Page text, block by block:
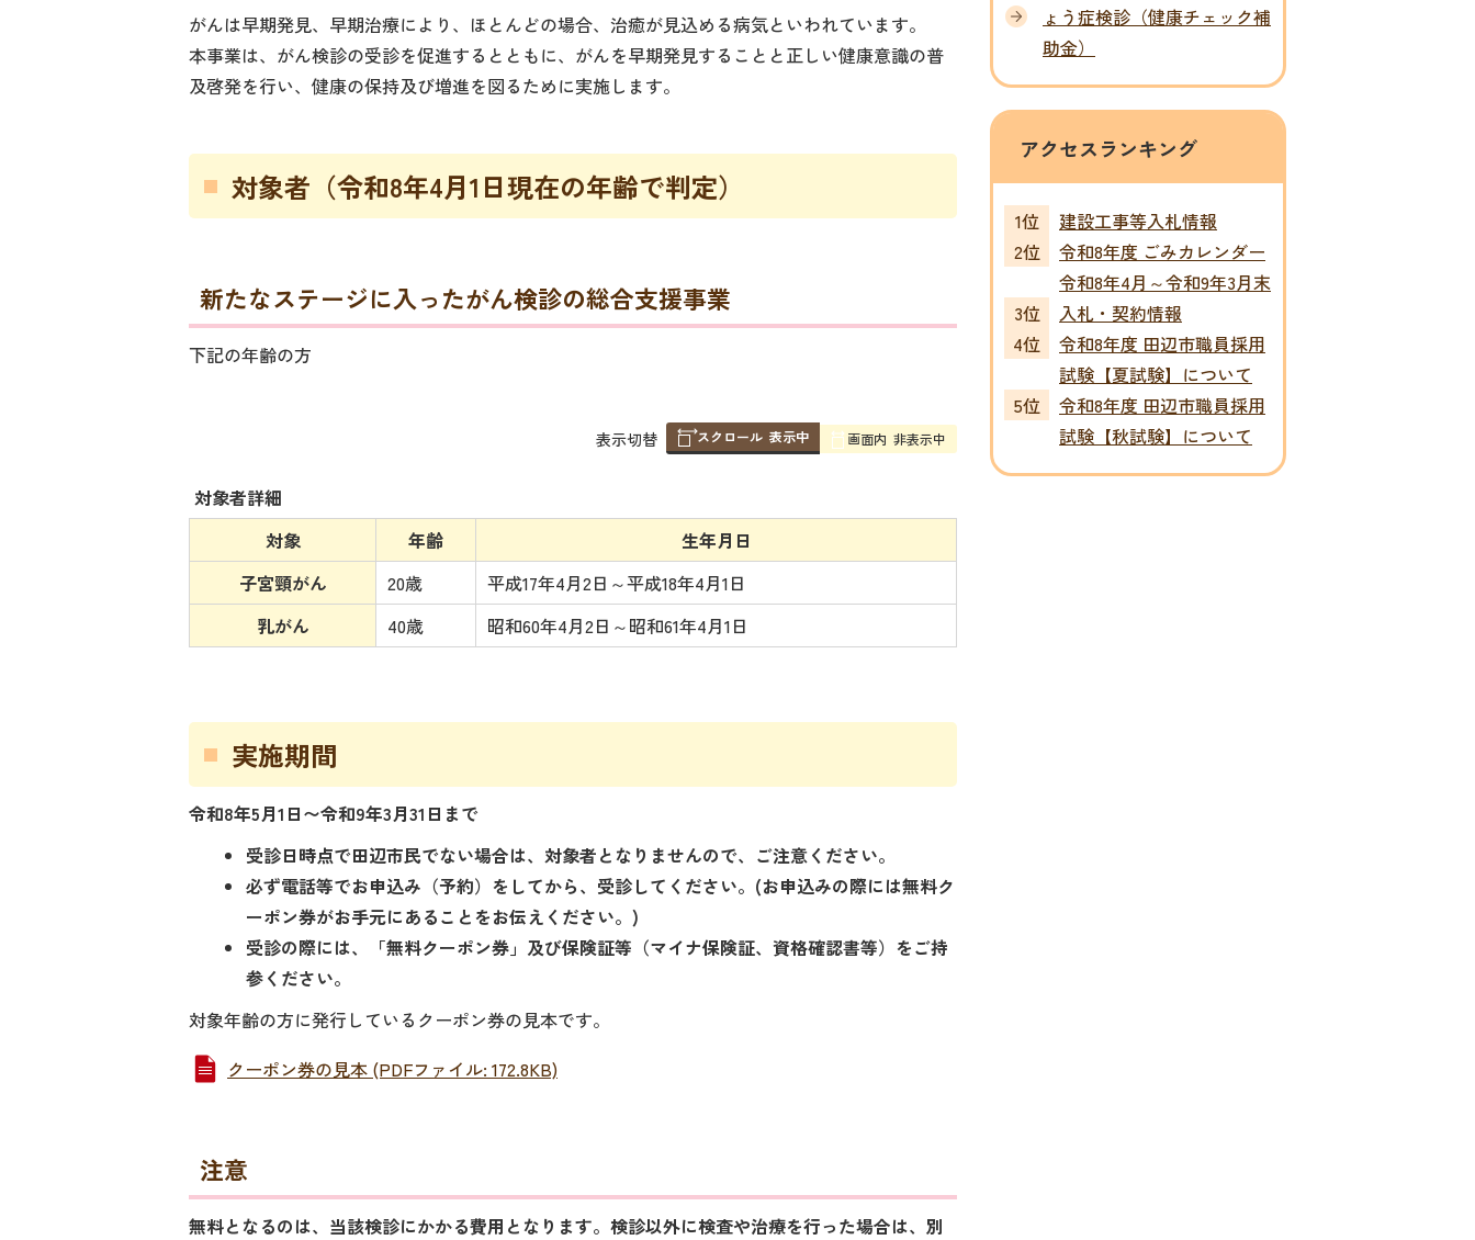
がんは早期発見、早期治療により、ほとんどの場合、治癒が見込める病気といわれています。
本事業は、がん検診の受診を促進するとともに、がんを早期発見することと正しい健康意識の普
及啓発を行い、健康の保持及び増進を図るために実施します。
対象者（令和8年4月1日現在の年齢で判定）
新たなステージに入ったがん検診の総合支援事業
下記の年齢の方
表
の
表示切替 スクロール 表示中 画面内 非表示中
対象者詳細
対象
年齢
生年月日
子宮頸がん
20歳
平成17年4月2日～平成18年4月1日
乳がん
40歳 昭和60年4月2日～昭和61年4月1日
実施期間
令和8年5月1日〜令和9年3月31日まで
受診日時点で田辺市民でない場合は、対象者となりませんので、ご注意ください。
必ず電話等でお申込み（予約）をしてから、受診してください。(お申込みの際には無料ク
ーポン券がお手元にあることをお伝えください。)
受診の際には、「無料クーポン券」及び保険証等（マイナ保険証、資格確認書等）をご持
参ください。
対象年齢の方に発行しているクーポン券の見本です。
クーポン券の見本 (PDFファイル: 172.8KB)
注意
無料となるのは、当該検診にかかる費用となります。検診以外に検査や治療を行った場合は、別
ょう症検診（健康チェック補
助金）
アクセスランキング
建設工事等入札情報
令和8年度 ごみカレンダー
令和8年4月～令和9年3月末
入札・契約情報
令和8年度 田辺市職員採用
試験【夏試験】について
令和8年度 田辺市職員採用
試験【秋試験】について